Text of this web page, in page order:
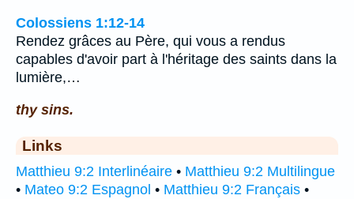
Colossiens 1:12-14
Rendez grâces au Père, qui vous a rendus
capables d'avoir part à l'héritage des saints dans la
lumière,…
thy sins.
Links
Matthieu 9:2 Interlinéaire • Matthieu 9:2 Multilingue
• Mateo 9:2 Espagnol • Matthieu 9:2 Français •